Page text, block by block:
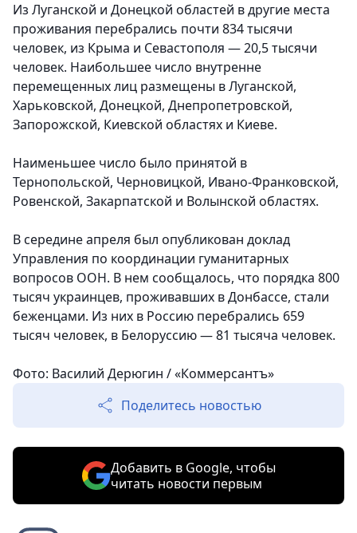
Из Луганской и Донецкой областей в другие места
проживания перебрались почти 834 тысячи
человек, из Крыма и Севастополя — 20,5 тысячи
человек. Наибольшее число внутренне
перемещенных лиц размещены в Луганской,
Харьковской, Донецкой, Днепропетровской,
Запорожской, Киевской областях и Киеве.
Наименьшее число было принятой в
Тернопольской, Черновицкой, Ивано-Франковской,
Ровенской, Закарпатской и Волынской областях.
В середине апреля был опубликован доклад
Управления по координации гуманитарных
вопросов ООН. В нем сообщалось, что порядка 800
тысяч украинцев, проживавших в Донбассе, стали
беженцами. Из них в Россию перебрались 659
тысяч человек, в Белоруссию — 81 тысяча человек.
Фото: Василий Дерюгин / «Коммерсантъ»
Поделитесь новостью
Добавить в Google, чтобы
читать новости первым